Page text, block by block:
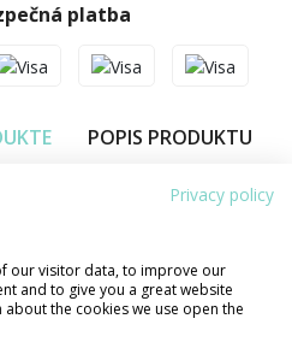
platba
POPIS PRODUKTU
mm
mm
Privacy policy
our visitor data, to improve our
and to give you a great website
the cookies we use open the